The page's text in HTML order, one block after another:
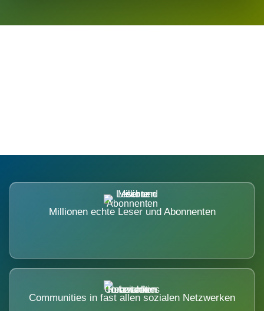
Millionen echte Leser und Abonnenten
Communities in fast allen sozialen Netzwerken